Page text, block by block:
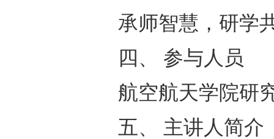
承师智慧，研学
四、 参与人员
航空航天学院研
五、 主讲人简介